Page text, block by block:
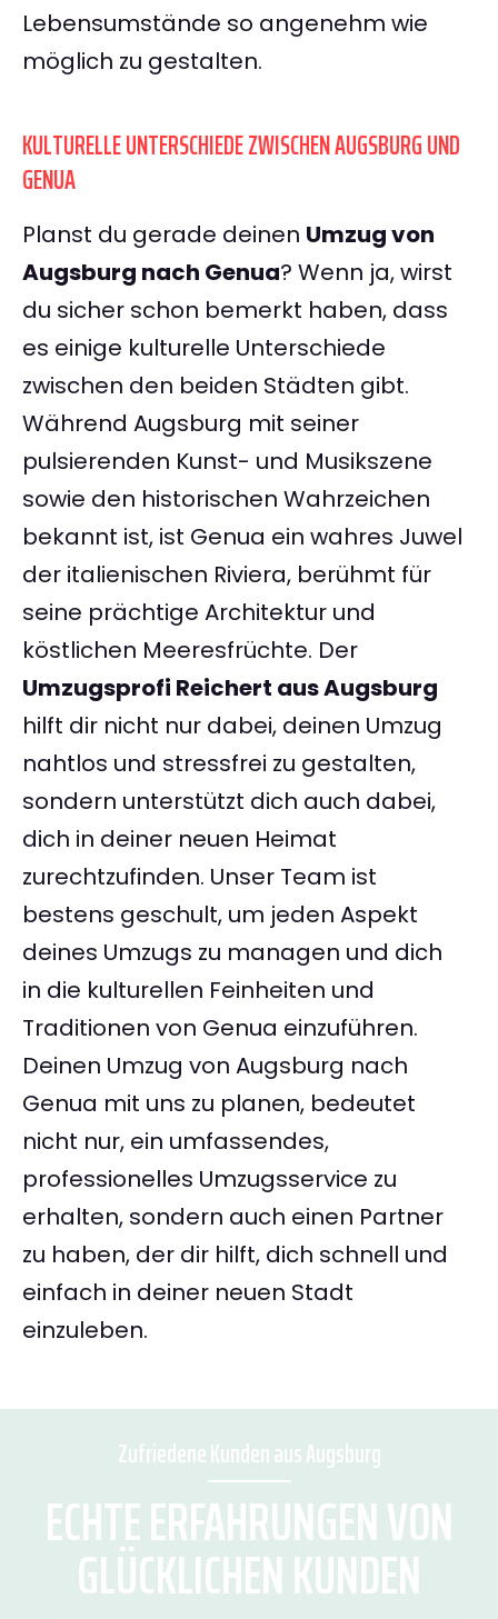
Lebensumstände so angenehm wie
möglich zu gestalten.
KULTURELLE UNTERSCHIEDE ZWISCHEN AUGSBURG UND
GENUA
Planst du gerade deinen Umzug von
Augsburg nach Genua? Wenn ja, wirst
du sicher schon bemerkt haben, dass
es einige kulturelle Unterschiede
zwischen den beiden Städten gibt.
Während Augsburg mit seiner
pulsierenden Kunst- und Musikszene
sowie den historischen Wahrzeichen
bekannt ist, ist Genua ein wahres Juwel
der italienischen Riviera, berühmt für
seine prächtige Architektur und
köstlichen Meeresfrüchte. Der
Umzugsprofi Reichert aus Augsburg
hilft dir nicht nur dabei, deinen Umzug
nahtlos und stressfrei zu gestalten,
sondern unterstützt dich auch dabei,
dich in deiner neuen Heimat
zurechtzufinden. Unser Team ist
bestens geschult, um jeden Aspekt
deines Umzugs zu managen und dich
in die kulturellen Feinheiten und
Traditionen von Genua einzuführen.
Deinen Umzug von Augsburg nach
Genua mit uns zu planen, bedeutet
nicht nur, ein umfassendes,
professionelles Umzugsservice zu
erhalten, sondern auch einen Partner
zu haben, der dir hilft, dich schnell und
einfach in deiner neuen Stadt
einzuleben.
Zufriedene Kunden aus Augsburg
ECHTE ERFAHRUNGEN VON
GLÜCKLICHEN KUNDEN